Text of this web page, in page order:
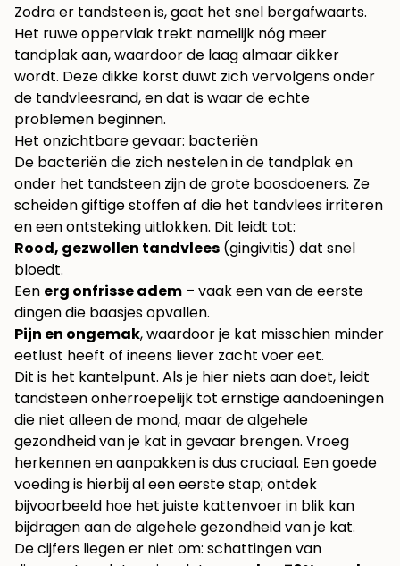
Zodra er tandsteen is, gaat het snel bergafwaarts.
Het ruwe oppervlak trekt namelijk nóg meer
tandplak aan, waardoor de laag almaar dikker
wordt. Deze dikke korst duwt zich vervolgens onder
de tandvleesrand, en dat is waar de echte
problemen beginnen.
Het onzichtbare gevaar: bacteriën
De bacteriën die zich nestelen in de tandplak en
onder het tandsteen zijn de grote boosdoeners. Ze
scheiden giftige stoffen af die het tandvlees irriteren
en een ontsteking uitlokken. Dit leidt tot:
Rood, gezwollen tandvlees (gingivitis) dat snel
bloedt.
Een erg onfrisse adem – vaak een van de eerste
dingen die baasjes opvallen.
Pijn en ongemak, waardoor je kat misschien minder
eetlust heeft of ineens liever zacht voer eet.
Dit is het kantelpunt. Als je hier niets aan doet, leidt
tandsteen onherroepelijk tot ernstige aandoeningen
die niet alleen de mond, maar de algehele
gezondheid van je kat in gevaar brengen. Vroeg
herkennen en aanpakken is dus cruciaal. Een goede
voeding is hierbij al een eerste stap; ontdek
bijvoorbeeld hoe het juiste kattenvoer in blik kan
bijdragen aan de algehele gezondheid van je kat.
De cijfers liegen er niet om: schattingen van